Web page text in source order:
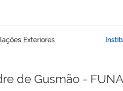
de Gusmão -